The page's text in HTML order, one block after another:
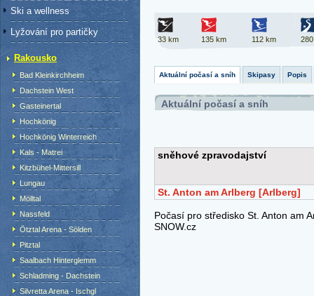
33 km 135 km 112 km
Aktuální počasí a sníh Skipasy Popis
Aktuální počasí a sníh
Ski a wellness
Lyžování pro partičky
Rakousko
Bad Kleinkirchheim
Dachstein West
Gasteinertal
Hochkönig
Hochkönig Winterreich
Kals - Matrei
Kitzbühel-Mittersill
Lungau
Mölltal
Nassfeld
Ötztal Arena - Sölden
Pitztal
Saalbach Hinterglemm
Schladming - Dachstein
Silvretta Arena - Ischgl